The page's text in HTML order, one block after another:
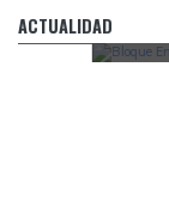
ACTUALIDAD
tarifas